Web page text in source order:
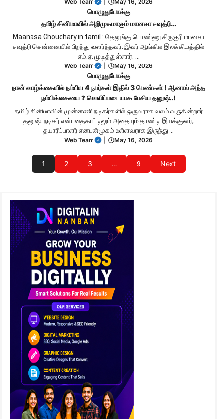
Web Team May 16, 2026
பொழுதுபோக்கு
தமிழ் சினிமாவில் அறிமுகமாகும் மானசா சவுத்ரி…
Maanasa Choudhary in tamil : தெலுங்கு பொண்ணு சிருகுரி மானசா
சவுத்ரி சென்னையில் பிறந்து வளர்ந்தவர். இவர் ஆங்கில இலக்கியத்தில்
எம்.ஏ. முடித்துள்ளார். …
Web Team May 16, 2026
பொழுதுபோக்கு
நான் வாழ்க்கையில் நம்பிய 4 நபர்கள் இதில் 3 பெண்கள் ! ஆனால் அந்த
நம்பிக்கையை ? வெளிப்படையாக பேசிய தனுஷ்..!
தமிழ் சினிமாவின் முன்னணி நடிகர்களில் ஒருவராக வலம் வருகின்றார்
தனுஷ். நடிகர் என்பதைகாட்டிலும் அதையும் தாண்டி இயக்குனர்,
தயாரிப்பாளர் எனபன்முகம் உள்ளவராக இருந்து …
Web Team May 16, 2026
1 2 3 … 9 Next